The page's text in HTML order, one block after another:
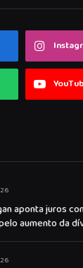
aponta juros
aumento da